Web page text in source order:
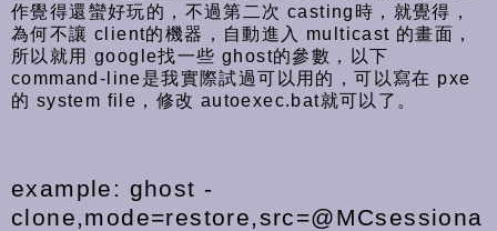
作覺得還蠻好玩的，不過第二次 casting時，就覺得，
為何不讓 client的機器，自動進入 multicast 的畫面，
所以就用 google找一些 ghost的參數，以下
command-line是我實際試過可以用的，可以寫在 pxe
的 system file，修改 autoexec.bat就可以了。
example: ghost -
clone,mode=restore,src=@MCsessiona